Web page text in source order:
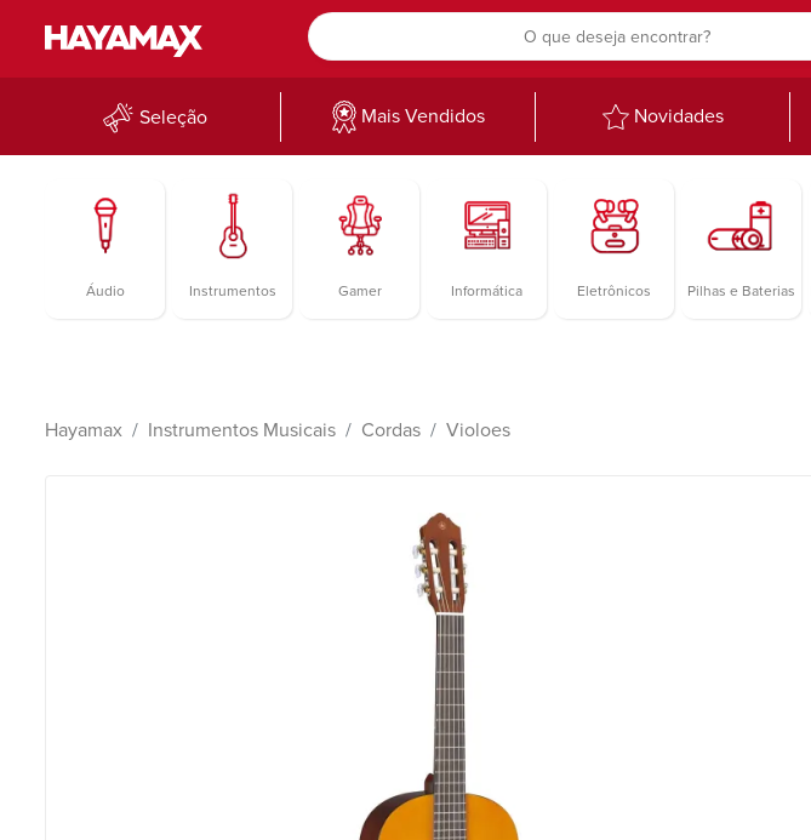
Seleção Mais Vendidos Novidades
Áudio Instrumentos Gamer Informática Eletrônicos Pilhas e Baterias
Hayamax Instrumentos Musicais Cordas Violoes